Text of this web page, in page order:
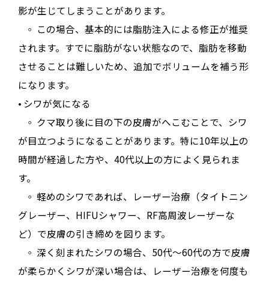
影が生じてしまうことがあります。
◦ この場合、基本的には脂肪注入 による修正が推奨
されます。すでに脂肪がない状態なので、脂肪を移動
させることは難しいため、追加でボリュームを補う形
になります。
• シワが気になる
◦ クマ取り後に目の下の皮膚がへこむことで、シワ
が目立つようになることがあります。特に10年以上の
時間が経過した方や、40代以上の方によく見られま
す。
◦ 軽めのシワであれば、 レーザー治療 （タイトニン
グレーザー、HIFUシャワー、RF高周波レーザーな
ど）で皮膚の引き締めを図ります。
◦ 深く刻まれたシワの場合、50代〜60代の方で皮膚
が柔らかくシワが深い場合は、レーザー治療を何度も